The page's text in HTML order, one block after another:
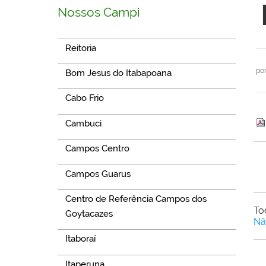
Nossos Campi
Reitoria
Bom Jesus do Itabapoana
Cabo Frio
Cambuci
Campos Centro
Campos Guarus
Centro de Referência Campos dos
Goytacazes
Itaboraí